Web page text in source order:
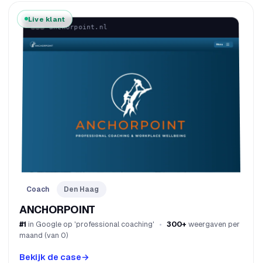
Live klant
anchorpoint.nl
Coach Den Haag
ANCHORPOINT
#1 in Google op 'professional coaching' 300+ weergaven per
maand (van 0)
Bekijk de case→